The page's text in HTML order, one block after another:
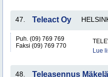
47. Teleact Oy
Puh. (09) 769 769
Faksi (09) 769 770
Lue
48. Teleasennus